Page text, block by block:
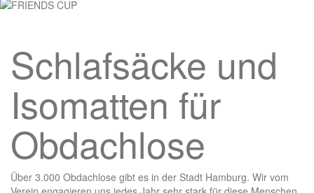
Schlafsäcke und
Isomatten für
Obdachlose
Über 3.000 Obdachlose gibt es in der Stadt Hamburg. Wir vom